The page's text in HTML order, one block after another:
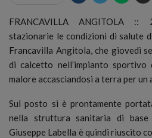
FRANCAVILLA ANGITOLA
stazionarie le condizioni di salute
Francavilla Angitola, che giovedì
di calcetto nell’impianto sportivo
malore accasciandosi a terra per
Sul posto si è prontamente
nella struttura sanitaria di base
Giuseppe Labella è quindi riuscito